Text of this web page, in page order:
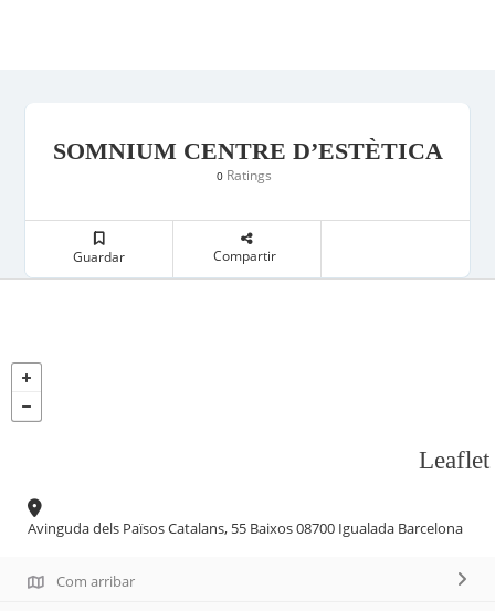
SOMNIUM CENTRE D’ESTÈTICA
0 Ratings
Guardar Compartir
Leaflet
Avinguda dels Països Catalans, 55 Baixos 08700 Igualada Barcelona
Com arribar